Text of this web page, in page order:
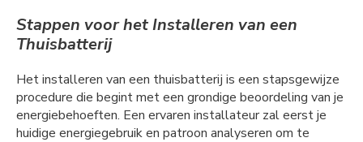
Stappen voor het Installeren van een
Thuisbatterij
Het installeren van een thuisbatterij is een stapsgewijze
procedure die begint met een grondige beoordeling van je
energiebehoeften. Een ervaren installateur zal eerst je
huidige energiegebruik en patroon analyseren om te